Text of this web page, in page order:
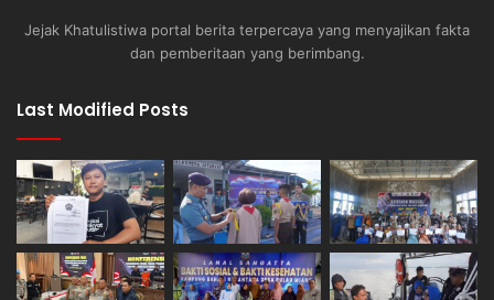
Jejak Khatulistiwa portal berita terpercaya yang menyajikan fakta
dan pemberitaan yang berimbang.
Last Modified Posts